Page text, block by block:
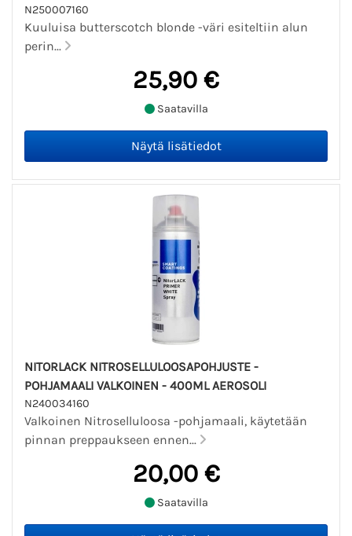
N250007160
Kuuluisa butterscotch blonde -väri esiteltiin alun
perin...
25,90 €
Saatavilla
NITORLACK NITROSELLULOOSAPOHJUSTE -
POHJAMAALI VALKOINEN - 400ML AEROSOLI
N240034160
Valkoinen Nitroselluloosa -pohjamaali, käytetään
pinnan preppaukseen ennen...
20,00 €
Saatavilla